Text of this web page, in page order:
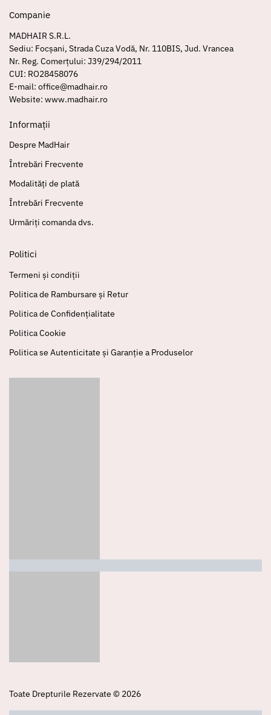
Companie
MADHAIR S.R.L.
Sediu: Focșani, Strada Cuza Vodă, Nr. 110BIS, Jud. Vrancea
Nr. Reg. Comerțului: J39/294/2011
CUI: RO28458076
E-mail: office@madhair.ro
Website: www.madhair.ro
Informații
Despre MadHair
Întrebări Frecvente
Modalități de plată
Întrebări Frecvente
Urmăriți comanda dvs.
Politici
Termeni și condiții
Politica de Rambursare și Retur
Politica de Confidențialitate
Politica Cookie
Politica se Autenticitate și Garanție a Produselor
Toate Drepturile Rezervate © 2026